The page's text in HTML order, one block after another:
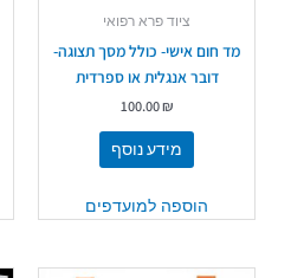
ציוד פרא רפואי
מד חום אישי- כולל מסך תצוגה-
דובר אנגלית או ספרדית
100.00₪
מידע נוסף
הוספה למועדפים